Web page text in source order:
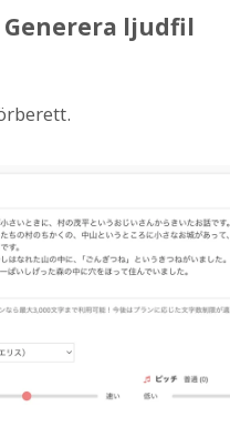
Generera ljudfil